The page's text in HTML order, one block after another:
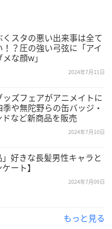
くスタの悪い出来事は全て
？圧の強い弓弦に「アイ
な顔w」
2024年7月11日
ッズフェアがアニメイトに
や無陀野らの缶バッジ・
など新商品を販売
2024年7月10日
」好きな長髪男性キャラと
ート】
2024年7月09日
もっと見る